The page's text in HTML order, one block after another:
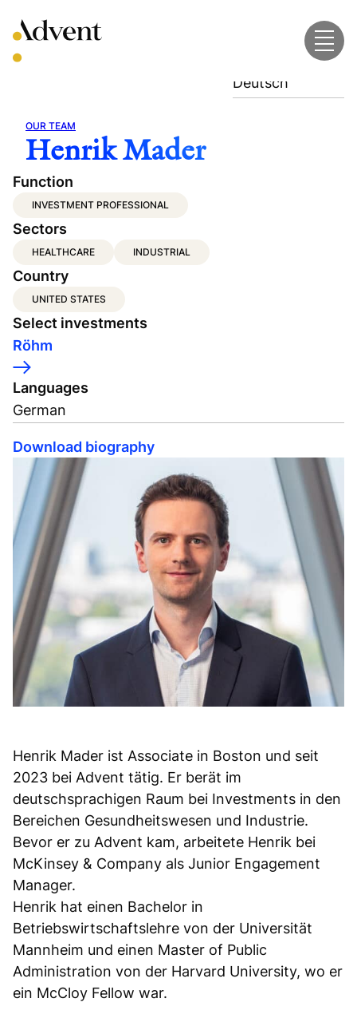
to
content
Deutsch
OUR TEAM
Henrik Mader
Function
INVESTMENT PROFESSIONAL
Sectors
HEALTHCARE INDUSTRIAL
Country
UNITED STATES
Select investments
Röhm
Languages
German
Download biography
Henrik Mader ist Associate in Boston und seit
2023 bei Advent tätig. Er berät im
deutschsprachigen Raum bei Investments in den
Bereichen Gesundheitswesen und Industrie.
Bevor er zu Advent kam, arbeitete Henrik bei
McKinsey & Company als Junior Engagement
Manager.
Henrik hat einen Bachelor in
Betriebswirtschaftslehre von der Universität
Mannheim und einen Master of Public
Administration von der Harvard University, wo er
ein McCloy Fellow war.